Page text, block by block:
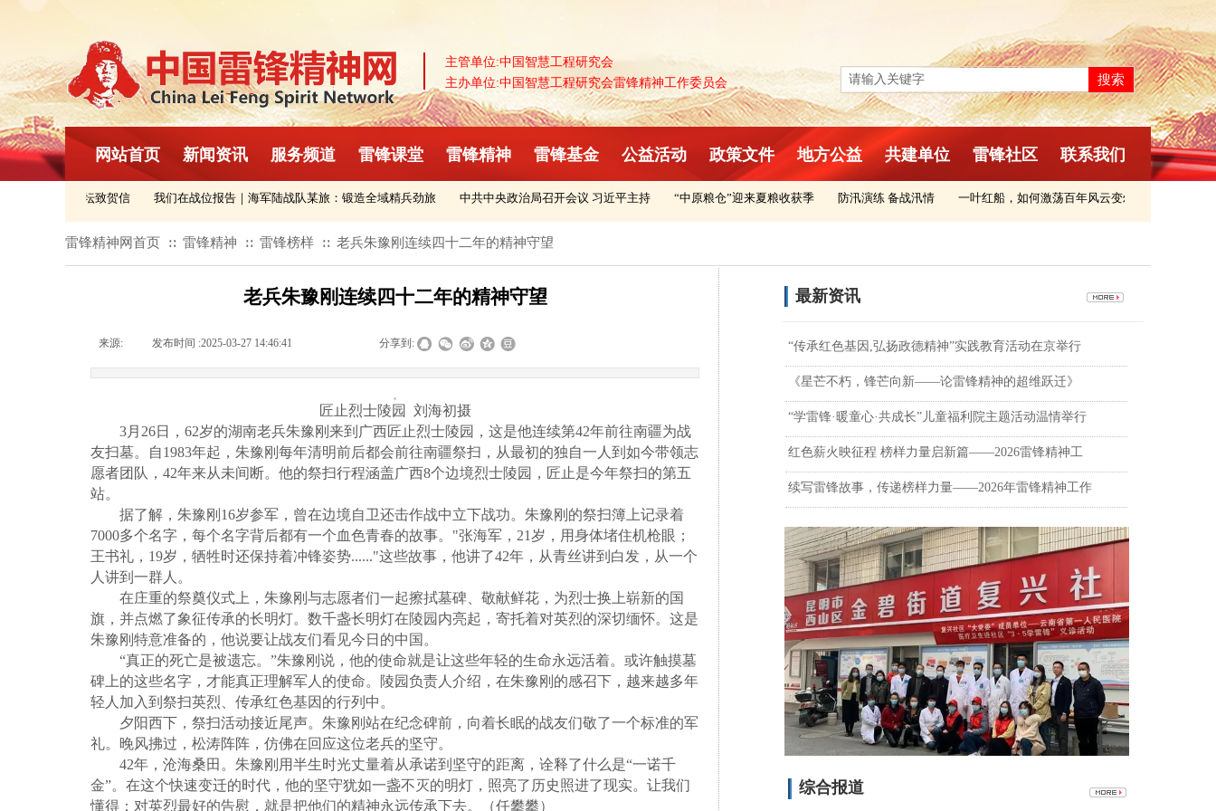
网站首页 新闻资讯 服务频道 雷锋课堂 雷锋精神 雷锋基金 公益活动 政策文件 地方公益 共建单位 雷锋社区 联系我们
搜索
主管单位:中国智慧工程研究会
主办单位:中国智慧工程研究会雷锋精神工作委员会
民间友好论坛致贺信 我们在战位报告｜海军陆战队某旅：锻造全域精兵劲旅 中共中央政治局召开会议 习近平主持 “中原粮仓”迎来夏粮收获季 防汛演练 备战汛情 一叶红船，如何激荡百年风云变幻
雷锋精神网首页 ∷ 雷锋精神 ∷ 雷锋榜样 ∷ 老兵朱豫刚连续四十二年的精神守望
老兵朱豫刚连续四十二年的精神守望
来源: 发布时间 :2025-03-27 14:46:41 分享到:
匠止烈士陵园 刘海初摄
3月26日，62岁的湖南老兵朱豫刚来到广西匠止烈士陵园，这是他连续第42年前往南疆为战
友扫墓。自1983年起，朱豫刚每年清明前后都会前往南疆祭扫，从最初的独自一人到如今带领志
愿者团队，42年来从未间断。他的祭扫行程涵盖广西8个边境烈士陵园，匠止是今年祭扫的第五
站。
据了解，朱豫刚16岁参军，曾在边境自卫还击作战中立下战功。朱豫刚的祭扫簿上记录着
7000多个名字，每个名字背后都有一个血色青春的故事。"张海军，21岁，用身体堵住机枪眼；
王书礼，19岁，牺牲时还保持着冲锋姿势......"这些故事，他讲了42年，从青丝讲到白发，从一个
人讲到一群人。
在庄重的祭奠仪式上，朱豫刚与志愿者们一起擦拭墓碑、敬献鲜花，为烈士换上崭新的国
旗，并点燃了象征传承的长明灯。数千盏长明灯在陵园内亮起，寄托着对英烈的深切缅怀。这是
朱豫刚特意准备的，他说要让战友们看见今日的中国。
“真正的死亡是被遗忘。”朱豫刚说，他的使命就是让这些年轻的生命永远活着。或许触摸墓
碑上的这些名字，才能真正理解军人的使命。陵园负责人介绍，在朱豫刚的感召下，越来越多年
轻人加入到祭扫英烈、传承红色基因的行列中。
夕阳西下，祭扫活动接近尾声。朱豫刚站在纪念碑前，向着长眠的战友们敬了一个标准的军
礼。晚风拂过，松涛阵阵，仿佛在回应这位老兵的坚守。
42年，沧海桑田。朱豫刚用半生时光丈量着从承诺到坚守的距离，诠释了什么是“一诺千
金”。在这个快速变迁的时代，他的坚守犹如一盏不灭的明灯，照亮了历史照进了现实。让我们
懂得：对英烈最好的告慰，就是把他们的精神永远传承下去。（任攀攀）
最新资讯
“传承红色基因,弘扬政德精神”实践教育活动在京举行
《星芒不朽，锋芒向新——论雷锋精神的超维跃迁》
“学雷锋·暖童心·共成长”儿童福利院主题活动温情举行
红色薪火映征程 榜样力量启新篇——2026雷锋精神工
续写雷锋故事，传递榜样力量——2026年雷锋精神工作
综合报道